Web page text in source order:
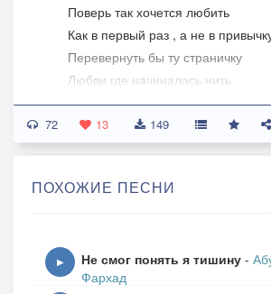
Поверь так хочется любить
Как в первый раз , а не в
Перевернуть бы ту страничку
Любви где начиналась нить
Поверь так хочется любить
Пусть ожидая расставанья
Любви частичку сохранить
И пусть недолго будет счастье
Пусть жизнь потом опять ненастье
72 13 149
ПОХОЖИЕ ПЕСНИ
▶ Не смог понять я тишину -
Фархад